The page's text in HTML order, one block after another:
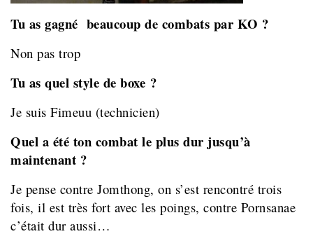
Tu as gagné beaucoup de combats par KO ?
Non pas trop
Tu as quel style de boxe ?
Je suis Fimeuu (technicien)
Quel a été ton combat le plus dur jusqu’à
maintenant ?
Je pense contre Jomthong, on s’est rencontré trois
fois, il est très fort avec les poings, contre Pornsanae
c’était dur aussi…